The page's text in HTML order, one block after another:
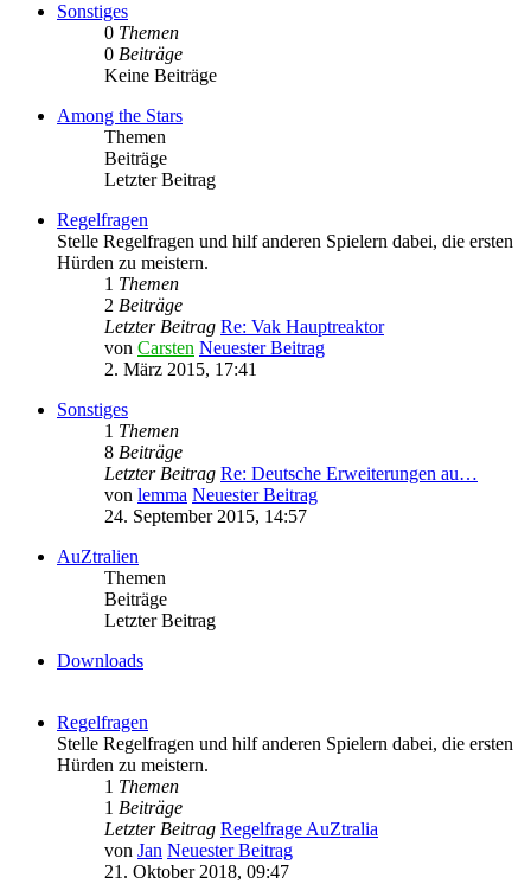
Sonstiges
0 Themen
0 Beiträge
Keine Beiträge
Among the Stars
Themen
Beiträge
Letzter Beitrag
Regelfragen
Stelle Regelfragen und hilf anderen Spielern dabei, die ersten
Hürden zu meistern.
1 Themen
2 Beiträge
Letzter Beitrag Re: Vak Hauptreaktor
von Carsten Neuester Beitrag
2. März 2015, 17:41
Sonstiges
1 Themen
8 Beiträge
Letzter Beitrag Re: Deutsche Erweiterungen au…
von lemma Neuester Beitrag
24. September 2015, 14:57
AuZtralien
Themen
Beiträge
Letzter Beitrag
Downloads
Regelfragen
Stelle Regelfragen und hilf anderen Spielern dabei, die ersten
Hürden zu meistern.
1 Themen
1 Beiträge
Letzter Beitrag Regelfrage AuZtralia
von Jan Neuester Beitrag
21. Oktober 2018, 09:47